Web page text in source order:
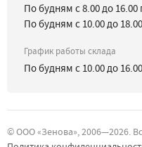
По будням с 8.00 до
По будням с 10.00 до
График работы склада
По будням с 10.00 до
©ООО «Зенова», 2006—2026.